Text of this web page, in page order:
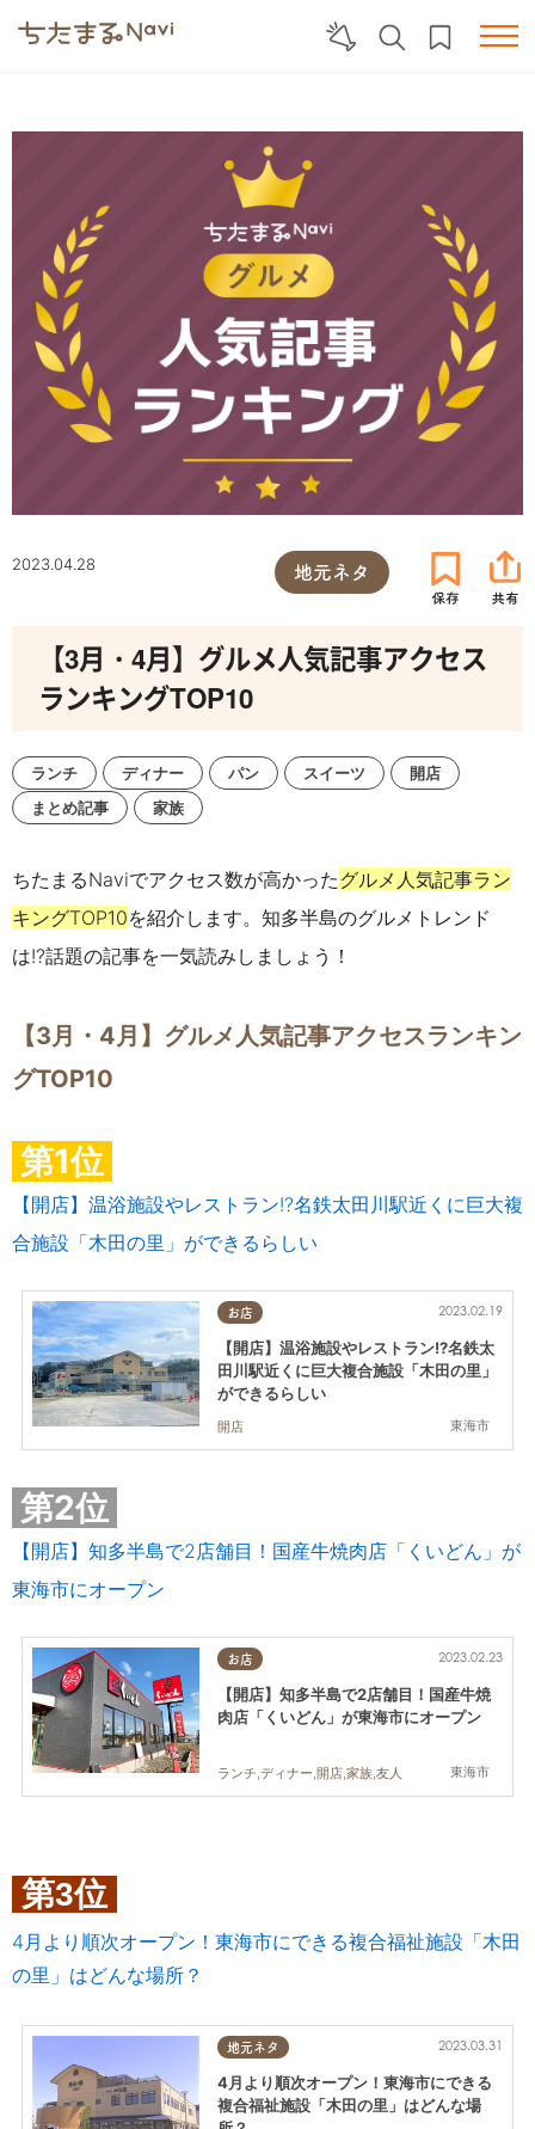
2023.04.28 地元ネタ
【3月・4月】グルメ人気記事アクセス
ランキングTOP10
ランチ ディナー パン スイーツ
開店
まとめ記事
家族
ちたまるNaviでアクセス数が高かったグルメ人気記事ラン
キングTOP10を紹介します。知多半島のグルメトレンド
は!?話題の記事を一気読みしましょう！
【3月・4月】グルメ人気記事アクセスランキン
グTOP10
第1位
【開店】温浴施設やレストラン!?名鉄太田川駅近くに巨大複
合施設「木田の里」ができるらしい
お店
東海市
2023.02.19
【開店】温浴施設やレストラン!?名鉄太
田川駅近くに巨大複合施設「木田の里」
ができるらしい
開店
第2位
【開店】知多半島で2店舗目！国産牛焼肉店「くいどん」が
東海市にオープン
お店
東海市
2023.02.23
【開店】知多半島で2店舗目！国産牛焼
肉店「くいどん」が東海市にオープン
ランチ,ディナー,開店,家族,友人
第3位
4月より順次オープン！東海市にできる複合福祉施設「木田
の里」はどんな場所？
地元ネタ 2023.03.31
4月より順次オープン！東海市にできる
複合福祉施設「木田の里」はどんな場